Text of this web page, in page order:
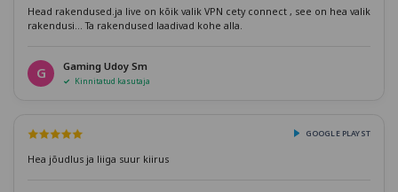
Head rakendused.ja live on kõik valik VPN cety connect , see on hea valik
rakendusi... Ta rakendused laadivad kohe alla.
G Gaming Udoy Sm
Kinnitatud kasutaja
GOOGLE PLAYST
Hea jõudlus ja liiga suur kiirus